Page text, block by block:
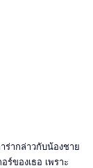
ร่ากล่าวกับน้องชาย
ร์ของเธอ เพราะ